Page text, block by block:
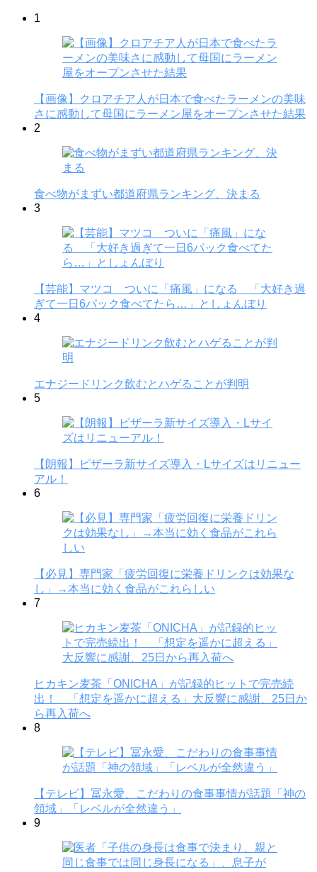
1
【画像】クロアチア人が日本で食べたラーメンの美味
さに感動して母国にラーメン屋をオープンさせた結果
2
食べ物がまずい都道府県ランキング、決まる
3
【芸能】マツコ ついに「痛風」になる 「大好き過
ぎて一日6パック食べてたら…」としょんぼり
4
エナジードリンク飲むとハゲることが判明
5
【朗報】ピザーラ新サイズ導入・Lサイズはリニュー
アル！
6
【必見】専門家「疲労回復に栄養ドリンクは効果な
し」→本当に効く食品がこれらしい
7
ヒカキン麦茶「ONICHA」が記録的ヒットで完売続
出！ 「想定を遥かに超える」大反響に感謝、25日か
ら再入荷へ
8
【テレビ】冨永愛、こだわりの食事事情が話題「神の
領域」「レベルが全然違う」
9